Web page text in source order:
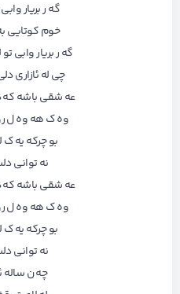
گه ر بریار
خوم کوتایی
گه ر بریار وابی
چی له ئازاری
عه شقی باشه
وه ک هه وه ل
بو چرکه یه ک
نه توانی
عه شقی باشه
وه ک هه وه ل
بو چرکه یه ک
نه توانی
چه ن ساله